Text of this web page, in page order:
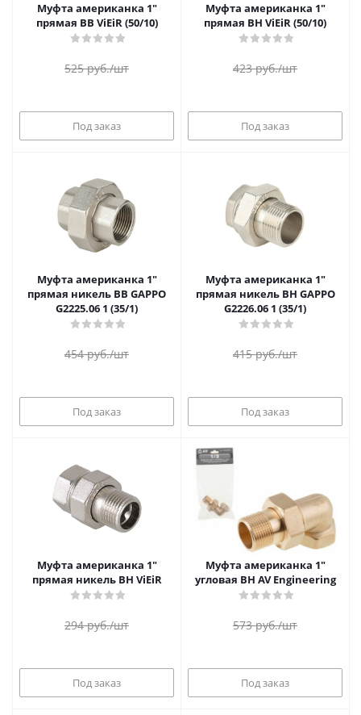
Муфта американка 1"
прямая ВВ ViEiR (50/10)
525руб./шт
Под заказ
Муфта американка 1"
прямая ВН ViEiR (50/10)
423руб./шт
Под заказ
Муфта американка 1"
прямая никель ВВ GAPPO
G2225.06 1 (35/1)
454руб./шт
Под заказ
Муфта американка 1"
прямая никель ВН GAPPO
G2226.06 1 (35/1)
415руб./шт
Под заказ
Муфта американка 1"
прямая никель ВН ViEiR
294руб./шт
Под заказ
Муфта американка 1"
угловая ВН AV Engineering
573руб./шт
Под заказ